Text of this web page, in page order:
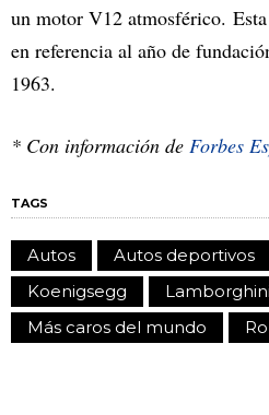
un motor V12 atmosférico.
en referencia al año de
1963.
* Con información de Forbes
TAGS
Autos Autos deportivos
Koenigsegg
Lamborghini
Más caros del mundo